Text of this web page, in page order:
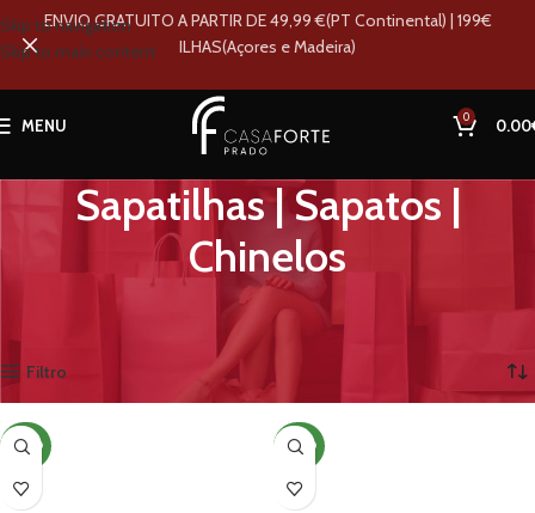
Skip to navigation
Skip to main content
MENU 0 0.00
Sapatilhas | Sapatos |
Chinelos
Sapatilhas | Sapatos | Chinelos
Filtro
NOVO NOVO
ENVIO GRATUITO A PARTIR DE 49,99 €(PT Continental) | 199€
ILHAS(Açores e Madeira)